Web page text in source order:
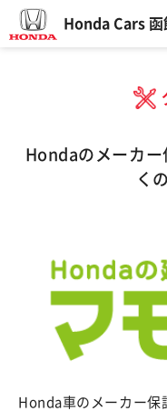
Honda Cars 函
Hondaのメーカ
く
Honda車のメーカー保